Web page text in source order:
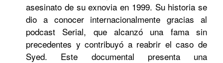
asesinato de su exnovia en 1999. Su historia se
dio a conocer internacionalmente gracias al
podcast Serial, que alcanzó una fama sin
precedentes y contribuyó a reabrir el caso de
Syed. Este documental presenta una